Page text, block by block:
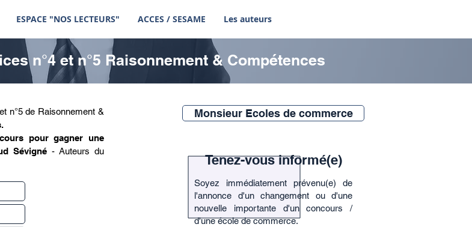
ESPACE "NOS LECTEURS" ACCES / SESAME Les auteurs
n°4 et n°5 Raisonnement & Compétences
n°5 de Raisonnement &
pour gagner une
Sévigné- Auteurs du
Monsieur Ecoles de commerce
Tenez-vous informé(e)
Soyez immédiatement prévenu(e) de
l'annonce d'un changement ou d'une
nouvelle importante d'un concours /
d'une école de commerce.